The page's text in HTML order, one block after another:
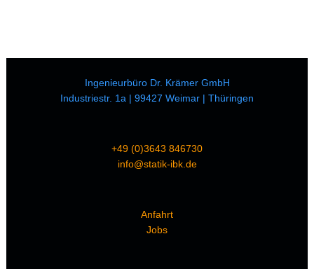
Ingenieurbüro Dr. Krämer GmbH
Industriestr. 1a | 99427 Weimar | Thüringen
+49 (0)3643 846730
info@statik-ibk.de
Anfahrt
Jobs